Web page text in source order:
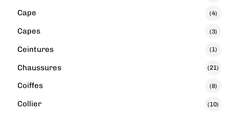
Cape (4)
Capes (3)
Ceintures (1)
Chaussures (21)
Coiffes (8)
Collier (10)